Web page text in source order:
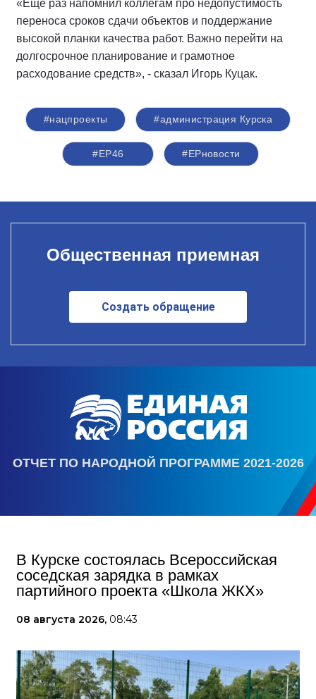
«Ещё раз напомнил коллегам про недопустимость
переноса сроков сдачи объектов и поддержание
высокой планки качества работ. Важно перейти на
долгосрочное планирование и грамотное
расходование средств», - сказал Игорь Куцак.
#нацпроекты #администрация Курска
#ЕР46 #ЕРновости
Общественная приемная
Создать обращение
ОТЧЕТ ПО НАРОДНОЙ ПРОГРАММЕ 2021-2026
В Курске состоялась Всероссийская
соседская зарядка в рамках
партийного проекта «Школа ЖКХ»
08 августа 2026, 08:43